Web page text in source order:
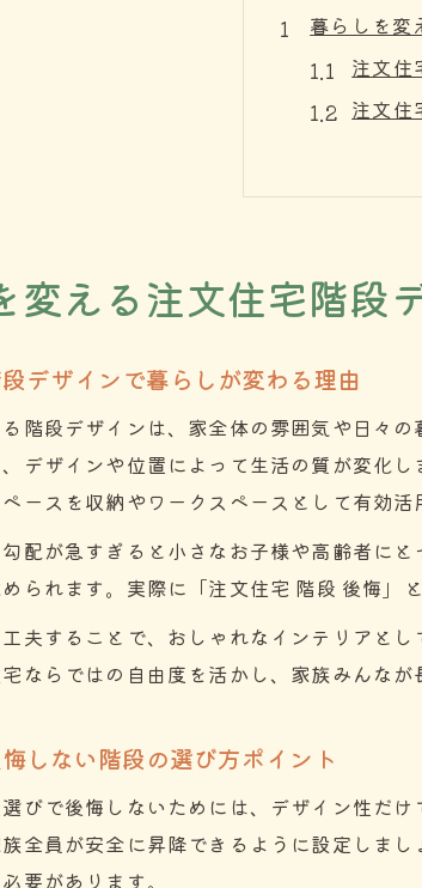
暮らしを変
注文住
注文住
注文
注文住
家族想いの
注文住
注文
バリ
注文
注文
快適な暮
注文
注文
変える注文住宅階段
デザインで暮らしが変わる理由
階段デザインは、家全体の雰囲気や日々
デザインや位置によって生活の質が変化
ースを収納やワークスペースとして有効活
配が急すぎると小さなお子様や高齢者に
られます。実際に「注文住宅 階段 後悔」
夫することで、おしゃれなインテリアと
ならではの自由度を活かし、家族みんなが
しない階段の選び方ポイント
びで後悔しないためには、デザイン性だ
族全員が安全に昇降できるように設定しま
要があります。